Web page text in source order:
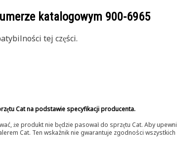
katalogowym 900-6965
tej części.
Cat na podstawie specyfikacji producenta.
że produkt nie będzie pasował do sprzętu Cat. Aby
Cat. Ten wskaźnik nie gwarantuje zgodności wszystkich